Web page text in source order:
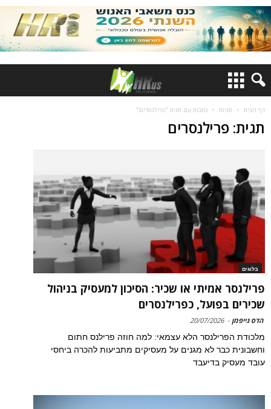
דף הבית תגיות כתבות עם תגית "פרילנסרים"
תגית: פרילנסרים
בלוגים
פרילנסר אמיתי או שכיר: הסיכון למעסיק בניהול
שכירים בפועל, כפרילנסרים
הדס גייפמן -
20/07/2026
מלכודת הפרילנסר הלא עצמאי: למה חוזה פרילנס חתום
וחשבונית כבר לא מגנים על מעסיקים מתביעות להכרה ביחסי
עובד מעסיק בדיעבד